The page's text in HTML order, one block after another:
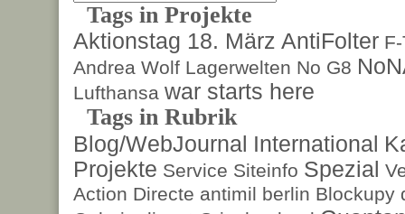
Tags in Projekte
Aktionstag 18. März AntiFolter
Andrea Wolf Lagerwelten No G8
Lufthansa war starts here
Tags in Rubrik
Blog/WebJournal International
Projekte Service Siteinfo Spezial
Action Directe antimil berlin Blockupy